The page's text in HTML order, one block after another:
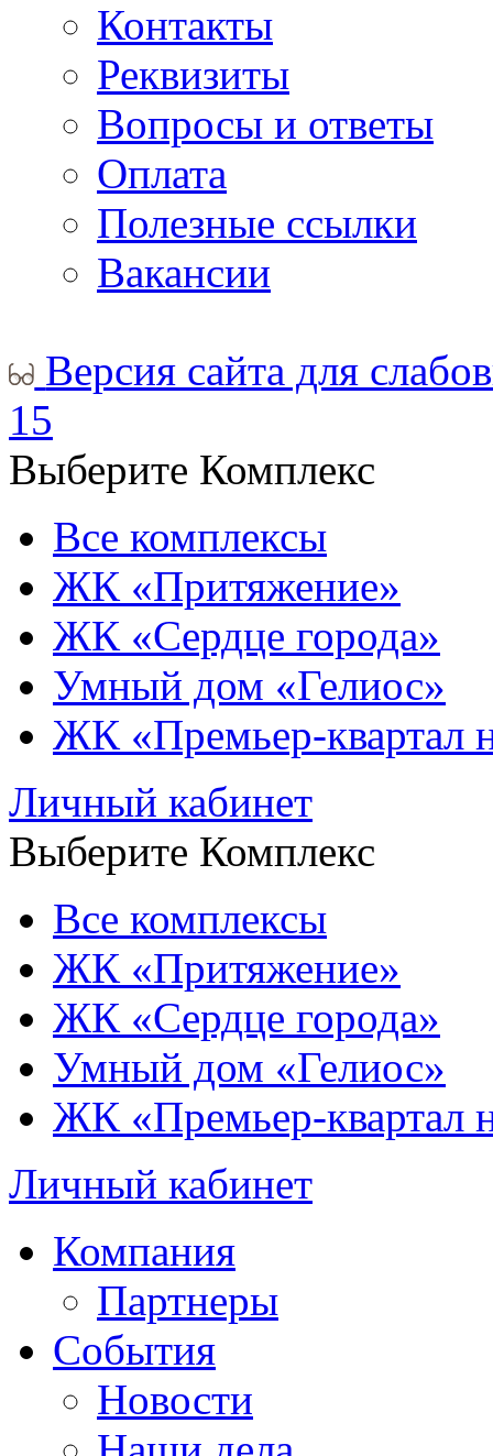
Контакты
Реквизиты
Вопросы и ответы
Оплата
Полезные ссылки
Вакансии
Версия сайта для
15
Выберите Комплекс
Все комплексы
ЖК «Притяжение»
ЖК «Сердце города»
Умный дом «Гелиос»
ЖК «Премьер-квартал
Личный кабинет
Выберите Комплекс
Все комплексы
ЖК «Притяжение»
ЖК «Сердце города»
Умный дом «Гелиос»
ЖК «Премьер-квартал
Личный кабинет
Компания
Партнеры
События
Новости